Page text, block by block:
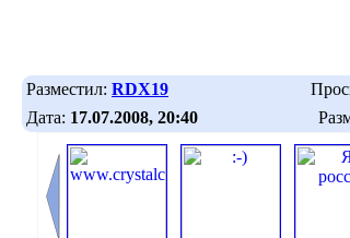
Разместил: RDX19
Дата: 17.07.2008, 20:40